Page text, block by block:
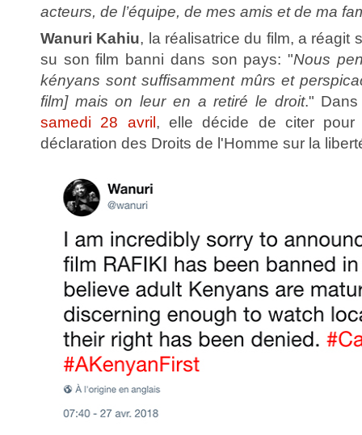
acteurs, de l’équipe, de mes amis et de ma
Wanuri Kahiu, la réalisatrice du film, a réagit
su son film banni dans son pays: "Nous
kényans sont suffisamment mûrs et
film] mais on leur en a retiré le droit."
samedi 28 avril, elle décide de citer pour
déclaration des Droits de l'Homme sur la